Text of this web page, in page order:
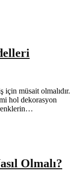
müsait olmalıdır.
hol dekorasyon
Olmalı?